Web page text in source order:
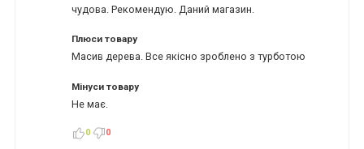
чудова. Рекомендую. Даний магазин.
Плюси товару
Масив дерева. Все якісно зроблено з турботою
Мінуси товару
Не має.
0 0